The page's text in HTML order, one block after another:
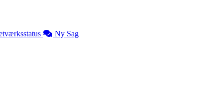
Ny Sag